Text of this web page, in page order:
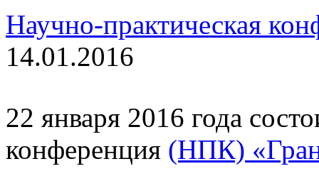
Научно-практическая
14.01.2016
22 января 2016 года
конференция (НПК)